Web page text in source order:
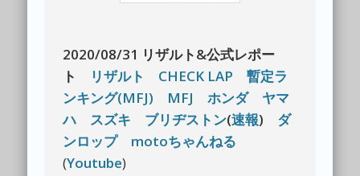
2020/08/31 リザルト&公式レポー
ト
リザルト CHECK LAP
暫定ラ
ンキング(MFJ)
MFJ ホンダ
ヤマ
ハ
スズキ ブリヂストン(速報) ダ
ンロップ
motoちゃんねる
(Youtube)